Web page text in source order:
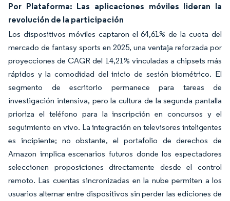
Por Plataforma: Las aplicaciones móviles lideran la
revolución de la participación
Los dispositivos móviles captaron el 64,61% de la cuota del
mercado de fantasy sports en 2025, una ventaja reforzada por
proyecciones de CAGR del 14,21% vinculadas a chipsets más
rápidos y la comodidad del inicio de sesión biométrico. El
segmento de escritorio permanece para tareas de
investigación intensiva, pero la cultura de la segunda pantalla
prioriza el teléfono para la inscripción en concursos y el
seguimiento en vivo. La integración en televisores inteligentes
es incipiente; no obstante, el portafolio de derechos de
Amazon implica escenarios futuros donde los espectadores
seleccionen proposiciones directamente desde el control
remoto. Las cuentas sincronizadas en la nube permiten a los
usuarios alternar entre dispositivos sin perder las ediciones de